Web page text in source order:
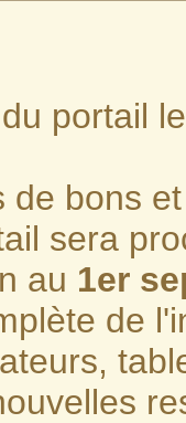
portail
de bons
sera
au 1er
de